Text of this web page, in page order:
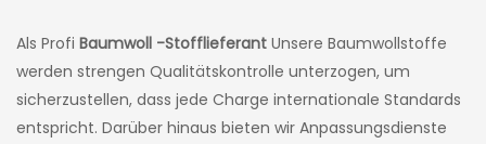
Als Profi Baumwoll -Stofflieferant Unsere Baumwollstoffe
werden strengen Qualitätskontrolle unterzogen, um
sicherzustellen, dass jede Charge internationale Standards
entspricht. Darüber hinaus bieten wir Anpassungsdienste